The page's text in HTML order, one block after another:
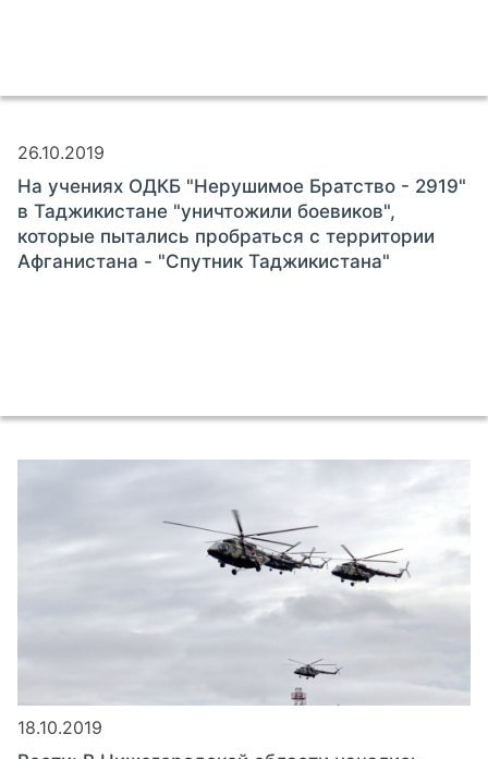
26.10.2019
На учениях ОДКБ "Нерушимое Братство - 2919"
в Таджикистане "уничтожили боевиков",
которые пытались пробраться с территории
Афганистана - "Спутник Таджикистана"
18.10.2019